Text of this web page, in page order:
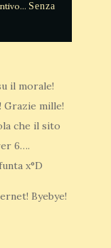
Senza
il morale!
Grazie mille!
che il sito
6….
x°D
Byebye!